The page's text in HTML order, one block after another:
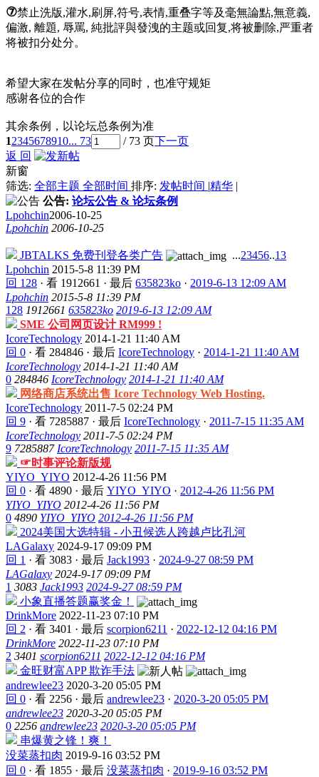
⑦禁止洗版,灌水,刷屏,符号,表情,重叠字等及毫無論點,無意義,
偏激, 離題, 辱罵, 純批評與發洩的主题或回复,将被删除,严重者
将被扣分处分。
希望大家在发帖分享的同时，也准守规矩
感谢各位的合作
其余条例，以论坛总条例为准
12345678910... 73 / 73 页下一页
返 回
新窗
筛选: 全部主题 全部时间 排序: 发帖时间 |精华 |
公告: 论坛公告 & 论坛条例
Lpohchin2006-10-25
Lpohchin 2006-10-25
JBTALKS 免费刊登各类广告 ...23456..13
Lpohchin 2015-5-8 11:39 PM
回 128 · 看 1912661 · 最后 635823ko · 2019-6-13 12:09 AM
Lpohchin 2015-5-8 11:39 PM
128 1912661 635823ko 2019-6-13 12:09 AM
SME 公司网页设计 RM999 !
IcoreTechnology 2014-1-21 11:40 AM
回 0 · 看 284846 · 最后 IcoreTechnology · 2014-1-21 11:40 AM
IcoreTechnology 2014-1-21 11:40 AM
0 284846 IcoreTechnology 2014-1-21 11:40 AM
网络商店系统出售 Icore Technology Web Hosting.
IcoreTechnology 2011-7-5 02:24 PM
回 9 · 看 7285887 · 最后 IcoreTechnology · 2011-7-15 11:35 AM
IcoreTechnology 2011-7-5 02:24 PM
9 7285887 IcoreTechnology 2011-7-15 11:35 AM
☞时事评论新版规
YIYO_YIYO 2012-4-26 11:56 PM
回 0 · 看 4890 · 最后 YIYO_YIYO · 2012-4-26 11:56 PM
YIYO_YIYO 2012-4-26 11:56 PM
0 4890 YIYO_YIYO 2012-4-26 11:56 PM
2024美国大选特辑 - 小丑候选人跨越卢比孔河
LAGalaxy 2024-9-17 09:09 PM
回 1 · 看 3083 · 最后 Jack1993 · 2024-9-27 08:59 PM
LAGalaxy 2024-9-17 09:09 PM
1 3083 Jack1993 2024-9-27 08:59 PM
小象直播答题赢奖金！
DrinkMore 2022-11-23 07:10 PM
回 2 · 看 3401 · 最后 scorpion6211 · 2022-12-12 04:16 PM
DrinkMore 2022-11-23 07:10 PM
2 3401 scorpion6211 2022-12-12 04:16 PM
金旺财富APP 欺诈手法
andrewlee23 2020-3-20 05:05 PM
回 0 · 看 2256 · 最后 andrewlee23 · 2020-3-20 05:05 PM
andrewlee23 2020-3-20 05:05 PM
0 2256 andrewlee23 2020-3-20 05:05 PM
串爆黄之锋！爽！
没菜蒸扣肉 2019-9-16 03:52 PM
回 0 · 看 1855 · 最后 没菜蒸扣肉 · 2019-9-16 03:52 PM